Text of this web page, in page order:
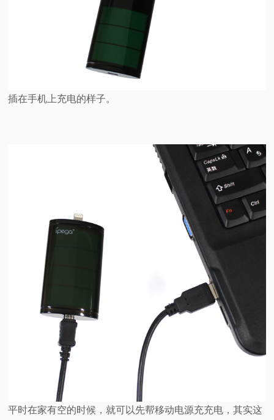
插在手机上充电的样子。
平时在家有空的时候，就可以先帮移动电源充充电，其实这